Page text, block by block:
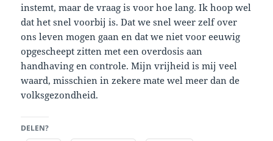
instemt, maar de vraag is voor hoe lang. Ik hoop wel
dat het snel voorbij is. Dat we snel weer zelf over
ons leven mogen gaan en dat we niet voor eeuwig
opgescheept zitten met een overdosis aan
handhaving en controle. Mijn vrijheid is mij veel
waard, misschien in zekere mate wel meer dan de
volksgezondheid.
DELEN?